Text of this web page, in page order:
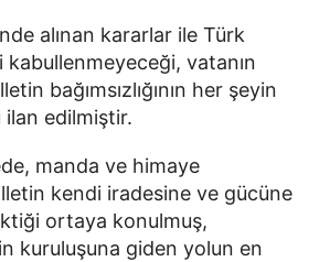
alınan kararlar ile Türk
vatanın
bağımsızlığının her şeyin
edilmiştir.
manda ve himaye
kendi iradesine ve gücüne
ortaya konulmuş,
kuruluşuna giden yolun en